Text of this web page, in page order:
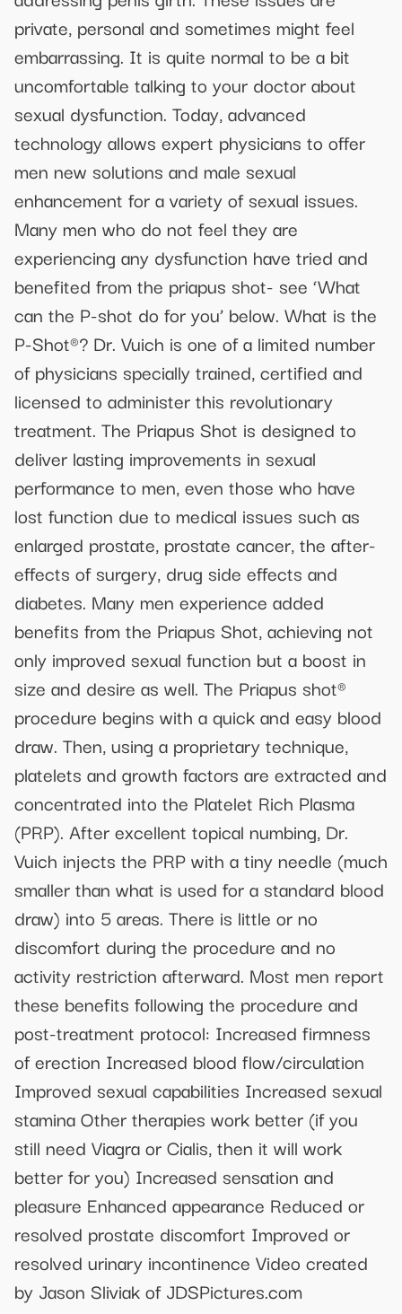
private, personal and sometimes might feel
embarrassing. It is quite normal to be a bit
uncomfortable talking to your doctor about
sexual dysfunction. Today, advanced
technology allows expert physicians to offer
men new solutions and male sexual
enhancement for a variety of sexual issues.
Many men who do not feel they are
experiencing any dysfunction have tried and
benefited from the priapus shot- see ‘What
can the P-shot do for you’ below. What is the
P-Shot®? Dr. Vuich is one of a limited number
of physicians specially trained, certified and
licensed to administer this revolutionary
treatment. The Priapus Shot is designed to
deliver lasting improvements in sexual
performance to men, even those who have
lost function due to medical issues such as
enlarged prostate, prostate cancer, the after-
effects of surgery, drug side effects and
diabetes. Many men experience added
benefits from the Priapus Shot, achieving not
only improved sexual function but a boost in
size and desire as well. The Priapus shot®
procedure begins with a quick and easy blood
draw. Then, using a proprietary technique,
platelets and growth factors are extracted and
concentrated into the Platelet Rich Plasma
(PRP). After excellent topical numbing, Dr.
Vuich injects the PRP with a tiny needle (much
smaller than what is used for a standard blood
draw) into 5 areas. There is little or no
discomfort during the procedure and no
activity restriction afterward. Most men report
these benefits following the procedure and
post-treatment protocol: Increased firmness
of erection Increased blood flow/circulation
Improved sexual capabilities Increased sexual
stamina Other therapies work better (if you
still need Viagra or Cialis, then it will work
better for you) Increased sensation and
pleasure Enhanced appearance Reduced or
resolved prostate discomfort Improved or
resolved urinary incontinence Video created
by Jason Sliviak of JDSPictures.com